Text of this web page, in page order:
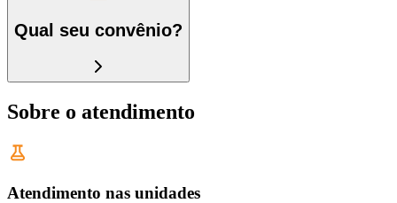
Qual seu convênio?
Sobre o atendimento
Atendimento nas unidades